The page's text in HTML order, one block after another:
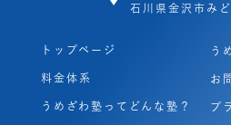
石川県金沢市み
トップページ
料金体系
うめざわ塾ってどんな塾？
う
お
プ